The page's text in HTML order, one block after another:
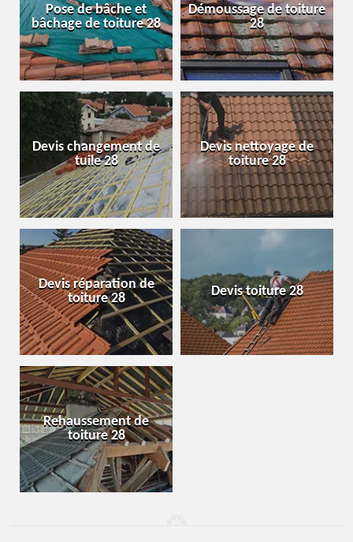
Pose de bâche et
bâchage de toiture 28
Démoussage de toiture
28
Devis changement de
tuile 28
Devis nettoyage de
toiture 28
Devis réparation de
toiture 28
Devis toiture 28
Rehaussement de
toiture 28